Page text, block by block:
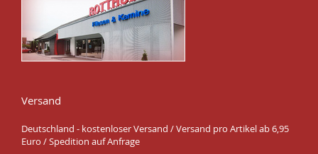
Versand
Deutschland - kostenloser Versand / Versand pro Artikel ab 6,95
Euro / Spedition auf Anfrage